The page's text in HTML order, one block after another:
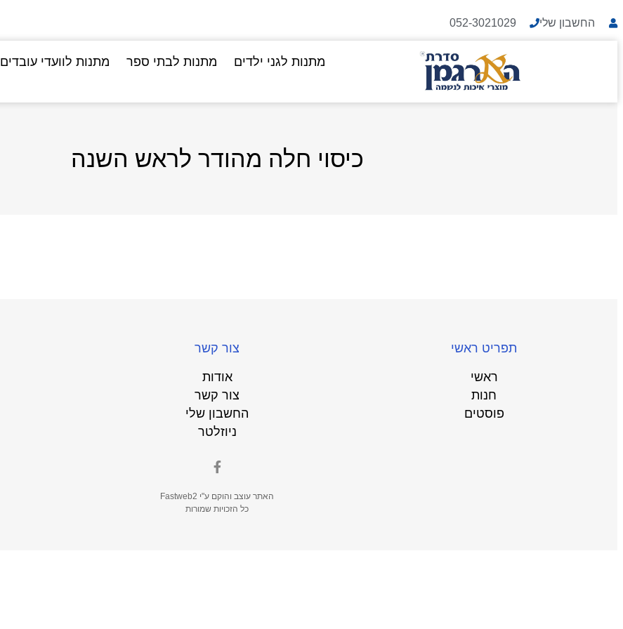
החשבון שלי 052-3021029
מתנות לגני ילדים מתנות לבתי ספר מתנות לוועדי עובדים
כיסוי חלה מהודר לראש השנה
תפריט ראשי
ראשי
חנות
פוסטים
צור קשר
אודות
צור קשר
החשבון שלי
ניוזלטר
האתר עוצב והוקם ע"י Fastweb2
כל הזכויות שמורות